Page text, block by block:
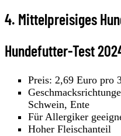
4. Mittelpreisiges
Hundefutter-Test
Preis: 2,69 Euro pro
Schwein, Ente
Für Allergiker
Hoher Fleischanteil